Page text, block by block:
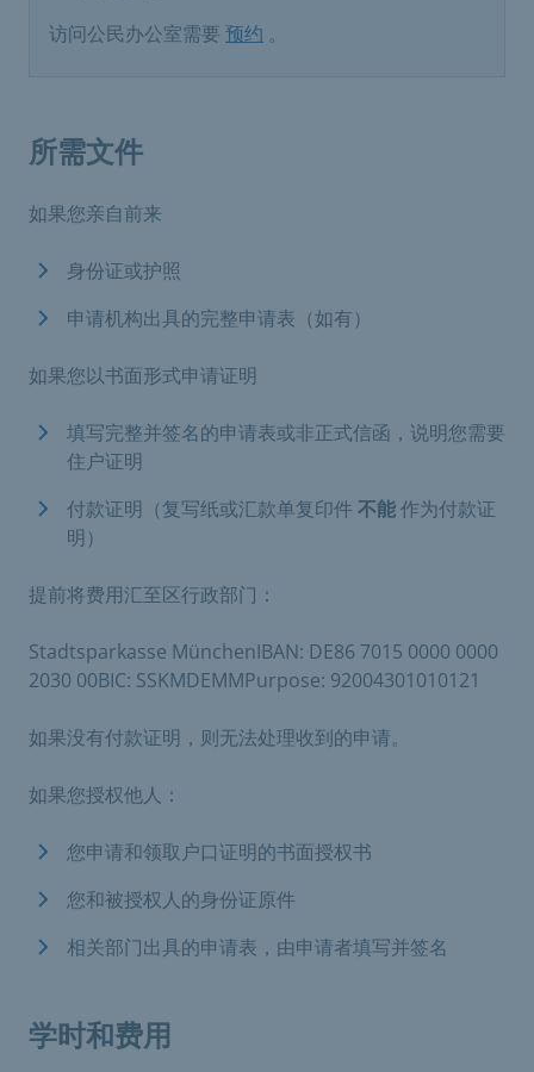
访问公民办公室需要 预约 。
所需文件
如果您亲自前来
身份证或护照
申请机构出具的完整申请表（如有）
如果您以书面形式申请证明
填写完整并签名的申请表或非正式信函，说明您需要
住户证明
付款证明（复写纸或汇款单复印件 不能作为付款证
明）
提前将费用汇至区行政部门：
Stadtsparkasse MünchenIBAN: DE86 7015 0000 0000
2030 00BIC: SSKMDEMMPurpose: 92004301010121
如果没有付款证明，则无法处理收到的申请。
如果您授权他人：
您申请和领取户口证明的书面授权书
您和被授权人的身份证原件
相关部门出具的申请表，由申请者填写并签名
学时和费用